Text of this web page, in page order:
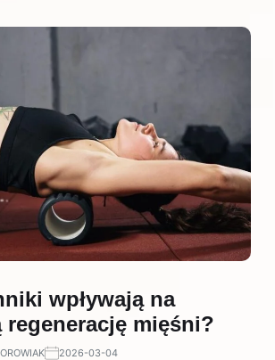
wpływają na
regenerację mięśni?
2026-03-04